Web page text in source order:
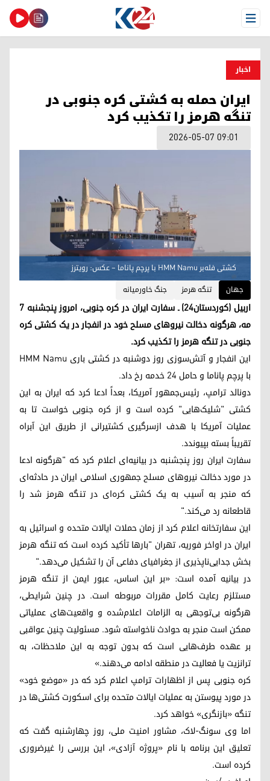
Open Menu
اخبار
ایران حمله به کشتی کره جنوبی در
تنگه هرمز را تکذیب کرد
2026-05-07 09:01
کشتی فله‌بر HMM Namu با پرچم پاناما – عکس: رویترز
جهان
تنگه هرمز جنگ خاورمیانه
اربیل (کوردستان۲۴) ـ سفارت ایران در کره جنوبی، امروز پنجشنبه ۷
مه، هرگونه دخالت نیروهای مسلح خود در انفجار در یک کشتی کره
جنوبی در تنگه هرمز را تکذیب کرد.
این انفجار و آتش‌سوزی روز دوشنبه در کشتی باری HMM Namu
با پرچم پاناما و حامل ۲۴ خدمه رخ داد.
دونالد ترامپ، رئیس‌جمهور آمریکا، بعداً ادعا کرد که ایران به این
کشتی "شلیک‌هایی" کرده است و از کره جنوبی خواست تا به
عملیات آمریکا با هدف ازسرگیری کشتیرانی از طریق این آبراه
تقریباً بسته بپیوندد.
سفارت ایران روز پنجشنبه در بیانیه‌ای اعلام کرد که "هرگونه ادعا
در مورد دخالت نیروهای مسلح جمهوری اسلامی ایران در حادثه‌ای
که منجر به آسیب به یک کشتی کره‌ای در تنگه هرمز شد را
قاطعانه رد می‌کند."
این سفارتخانه اعلام کرد از زمان حملات ایالات متحده و اسرائیل به
ایران در اواخر فوریه، تهران "بارها تأکید کرده است که تنگه هرمز
بخش جدایی‌ناپذیری از جغرافیای دفاعی آن را تشکیل می‌دهد."
در بیانیه آمده است: «بر این اساس، عبور ایمن از تنگه هرمز
مستلزم رعایت کامل مقررات مربوطه است. در چنین شرایطی،
هرگونه بی‌توجهی به الزامات اعلام‌شده و واقعیت‌های عملیاتی
ممکن است منجر به حوادث ناخواسته شود. مسئولیت چنین عواقبی
بر عهده طرف‌هایی است که بدون توجه به این ملاحظات، به
ترانزیت یا فعالیت در منطقه ادامه می‌دهند.»
کره جنوبی پس از اظهارات ترامپ اعلام کرد که در «موضع خود»
در مورد پیوستن به عملیات ایالات متحده برای اسکورت کشتی‌ها در
تنگه «بازنگری» خواهد کرد.
اما وی سونگ-لاک، مشاور امنیت ملی، روز چهارشنبه گفت که
تعلیق این برنامه با نام «پروژه آزادی»، این بررسی را غیرضروری
کرده است.